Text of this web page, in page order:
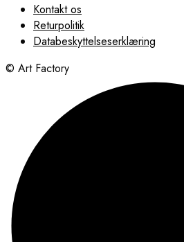
Kontakt os
Returpolitik
Databeskyttelseserklæring
© Art Factory